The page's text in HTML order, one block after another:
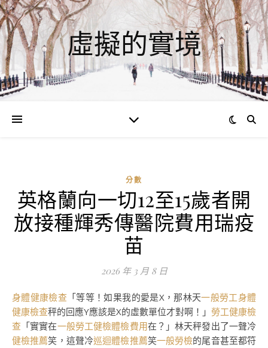
虛擬的實境
分數
英格蘭向一切12至15歲者開
放接種輝秀傳醫院費用瑞疫
苗
2026 年 3 月 8 日
身體健康檢查 「等等！如果我的愛是X，那林天一般勞工身體
健康檢查秤的回應Y應該是X的虛數單位才對啊！」 勞工健康檢
查 「實實在一般勞工健檢體檢費用在？」林天秤發出了一聲冷
健檢推薦笑，這聲冷巡迴體檢推薦笑一般勞檢的尾音甚至都符